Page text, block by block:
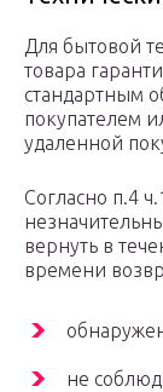
Для бытовой
товара
стандартным
покупателем
удаленной
Согласно п.4
вернуть в
времени
не